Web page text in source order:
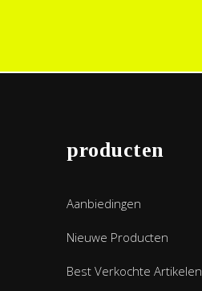
producten
Aanbiedingen
Nieuwe Producten
Best Verkochte Artikelen